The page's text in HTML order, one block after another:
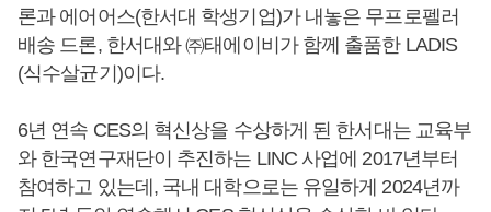
론과 에어어스(한서대 학생기업)가 내놓은 무프로펠러
배송 드론, 한서대와 ㈜태에이비가 함께 출품한 LADIS
(식수살균기)이다.
6년 연속 CES의 혁신상을 수상하게 된 한서대는 교육부
와 한국연구재단이 추진하는 LINC 사업에 2017년부터
참여하고 있는데, 국내 대학으로는 유일하게 2024년까